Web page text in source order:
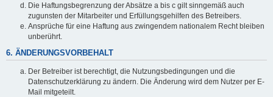
Die Haftungsbegrenzung der Absätze a bis c gilt sinngemäß auch
zugunsten der Mitarbeiter und Erfüllungsgehilfen des Betreibers.
Ansprüche für eine Haftung aus zwingendem nationalem Recht bleiben
unberührt.
6. ÄNDERUNGSVORBEHALT
Der Betreiber ist berechtigt, die Nutzungsbedingungen und die
Datenschutzerklärung zu ändern. Die Änderung wird dem Nutzer per E-
Mail mitgeteilt.